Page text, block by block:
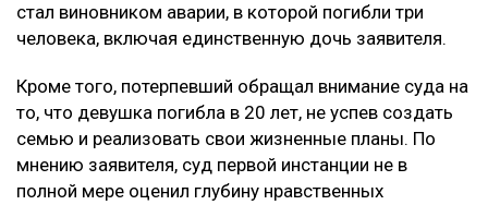
стал виновником аварии, в которой погибли три
человека, включая единственную дочь заявителя.
Кроме того, потерпевший обращал внимание суда на
то, что девушка погибла в 20 лет, не успев создать
семью и реализовать свои жизненные планы. По
мнению заявителя, суд первой инстанции не в
полной мере оценил глубину нравственных